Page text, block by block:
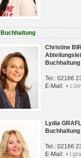
Buchhaltung
Christine
Buchhaltung
Tel.: 02166
E-Mail:
Lydia GRAFL
Buchhaltung
Tel.: 02166
E-Mail: